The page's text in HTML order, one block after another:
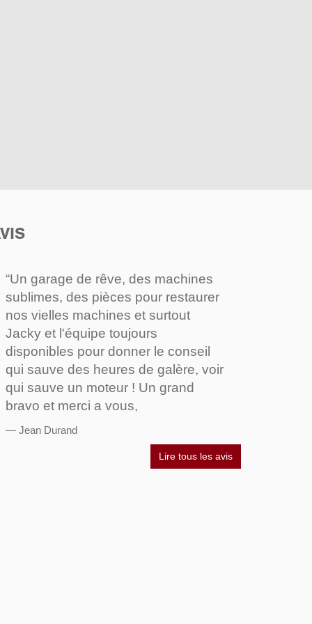
“Un garage de rêve, des machines
sublimes, des pièces pour restaurer
nos vielles machines et surtout
Jacky et l'équipe toujours
disponibles pour donner le conseil
qui sauve des heures de galère, voir
qui sauve un moteur ! Un grand
bravo et merci a vous,
Jean Durand
Lire tous les avis